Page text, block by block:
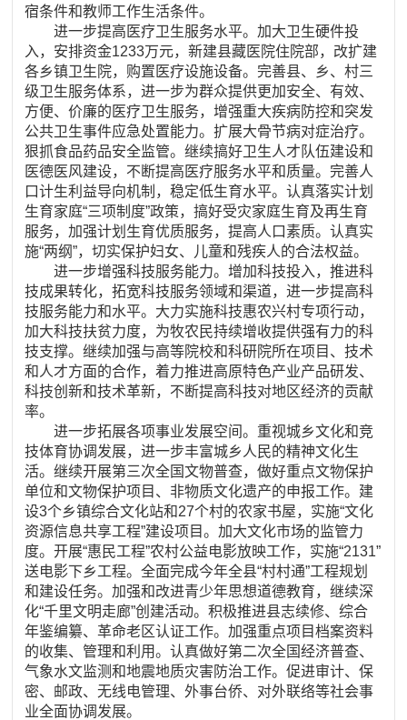
宿条件和教师工作生活条件。
进一步提高医疗卫生服务水平。加大卫生硬件投
入，安排资金1233万元，新建县藏医院住院部，改扩建
各乡镇卫生院，购置医疗设施设备。完善县、乡、村三
级卫生服务体系，进一步为群众提供更加安全、有效、
方便、价廉的医疗卫生服务，增强重大疾病防控和突发
公共卫生事件应急处置能力。扩展大骨节病对症治疗。
狠抓食品药品安全监管。继续搞好卫生人才队伍建设和
医德医风建设，不断提高医疗服务水平和质量。完善人
口计生利益导向机制，稳定低生育水平。认真落实计划
生育家庭“三项制度”政策，搞好受灾家庭生育及再生育
服务，加强计划生育优质服务，提高人口素质。认真实
施“两纲”，切实保护妇女、儿童和残疾人的合法权益。
进一步增强科技服务能力。增加科技投入，推进科
技成果转化，拓宽科技服务领域和渠道，进一步提高科
技服务能力和水平。大力实施科技惠农兴村专项行动，
加大科技扶贫力度，为牧农民持续增收提供强有力的科
技支撑。继续加强与高等院校和科研院所在项目、技术
和人才方面的合作，着力推进高原特色产业产品研发、
科技创新和技术革新，不断提高科技对地区经济的贡献
率。
进一步拓展各项事业发展空间。重视城乡文化和竞
技体育协调发展，进一步丰富城乡人民的精神文化生
活。继续开展第三次全国文物普查，做好重点文物保护
单位和文物保护项目、非物质文化遗产的申报工作。建
设3个乡镇综合文化站和27个村的农家书屋，实施“文化
资源信息共享工程”建设项目。加大文化市场的监管力
度。开展“惠民工程”农村公益电影放映工作，实施“2131”
送电影下乡工程。全面完成今年全县“村村通”工程规划
和建设任务。加强和改进青少年思想道德教育，继续深
化“千里文明走廊”创建活动。积极推进县志续修、综合
年鉴编纂、革命老区认证工作。加强重点项目档案资料
的收集、管理和利用。认真做好第二次全国经济普查、
气象水文监测和地震地质灾害防治工作。促进审计、保
密、邮政、无线电管理、外事台侨、对外联络等社会事
业全面协调发展。